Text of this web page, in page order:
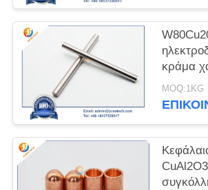
κράμα
MOQ:1KG